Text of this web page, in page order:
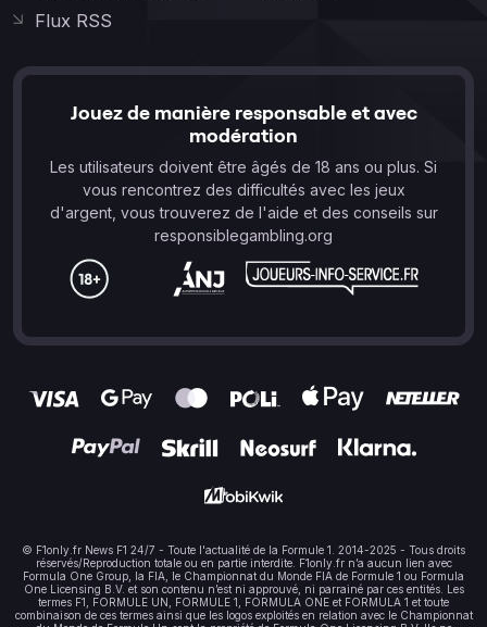
Flux RSS
Jouez de manière responsable et avec
modération
Les utilisateurs doivent être âgés de 18 ans ou plus. Si
vous rencontrez des difficultés avec les jeux
d'argent, vous trouverez de l'aide et des conseils sur
responsiblegambling.org
© F1only.fr News F1 24/7 - Toute l'actualité de la Formule 1. 2014-2025 - Tous droits
réservés/Reproduction totale ou en partie interdite. F1only.fr n’a aucun lien avec
Formula One Group, la FIA, le Championnat du Monde FIA de Formule 1 ou Formula
One Licensing B.V. et son contenu n’est ni approuvé, ni parrainé par ces entités. Les
termes F1, FORMULE UN, FORMULE 1, FORMULA ONE et FORMULA 1 et toute
combinaison de ces termes ainsi que les logos exploités en relation avec le Championnat